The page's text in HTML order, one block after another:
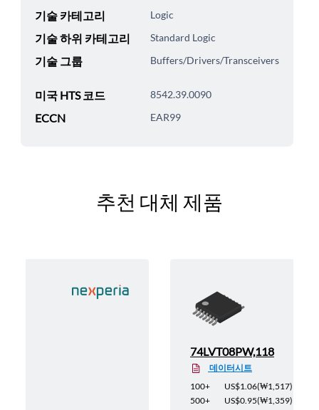
기술 카테고리 Logic
기술 하위 카테고리 Standard Logic
기술 그룹 Buffers/Drivers/Transceivers
미국 HTS 코드 8542.39.0090
ECCN EAR99
추천 대체 제품
74LVT08PW,118
데이터시트
100+
US$1.06(₩1,517)
500+
US$0.95(₩1,359)